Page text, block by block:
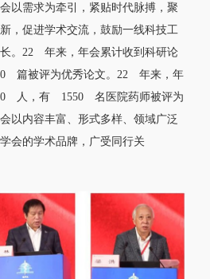
以需求为牵引，紧贴时代脉搏，聚
，促进学术交流，鼓励一线科技工
。22 年来，年会累计收到科研论
被评为优秀论文。22 年来，年
人，有 1550 名医院药师被评为
以内容丰富、形式多样、领域广泛
会的学术品牌，广受同行关